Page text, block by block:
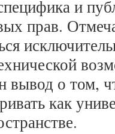
и
прав.
о том,
как